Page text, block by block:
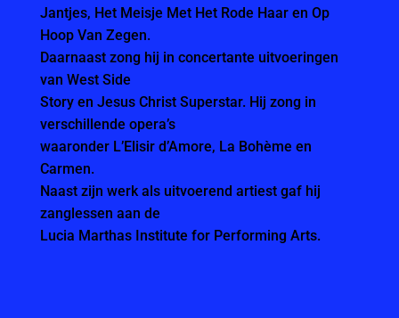
Jantjes, Het Meisje Met Het Rode Haar en Op
Hoop Van Zegen.
Daarnaast zong hij in concertante uitvoeringen
van West Side
Story en Jesus Christ Superstar. Hij zong in
verschillende opera’s
waaronder L’Elisir d’Amore, La Bohème en
Carmen.
Naast zijn werk als uitvoerend artiest gaf hij
zanglessen aan de
Lucia Marthas Institute for Performing Arts.